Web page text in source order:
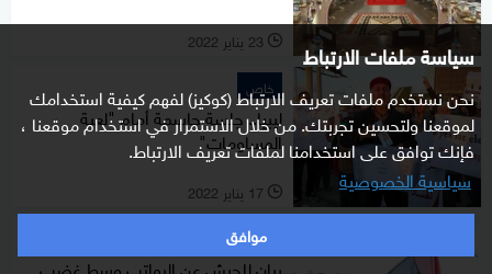
سياسة ملفات الارتباط
نحن نستخدم ملفات تعريف الارتباط (كوكيز) لفهم كيفية استخدامك
لموقعنا ولتحسين تجربتك. من خلال الاستمرار في استخدام موقعنا ،
فإنك توافق على استخدامنا لملفات تعريف الارتباط.
سياسية الخصوصية
موافق
l 23 يناير 2022
خاص
ليبيا.. جلسة حاسمة أمام "لعبة
المساومات"
l 17 يناير 2022
خاص